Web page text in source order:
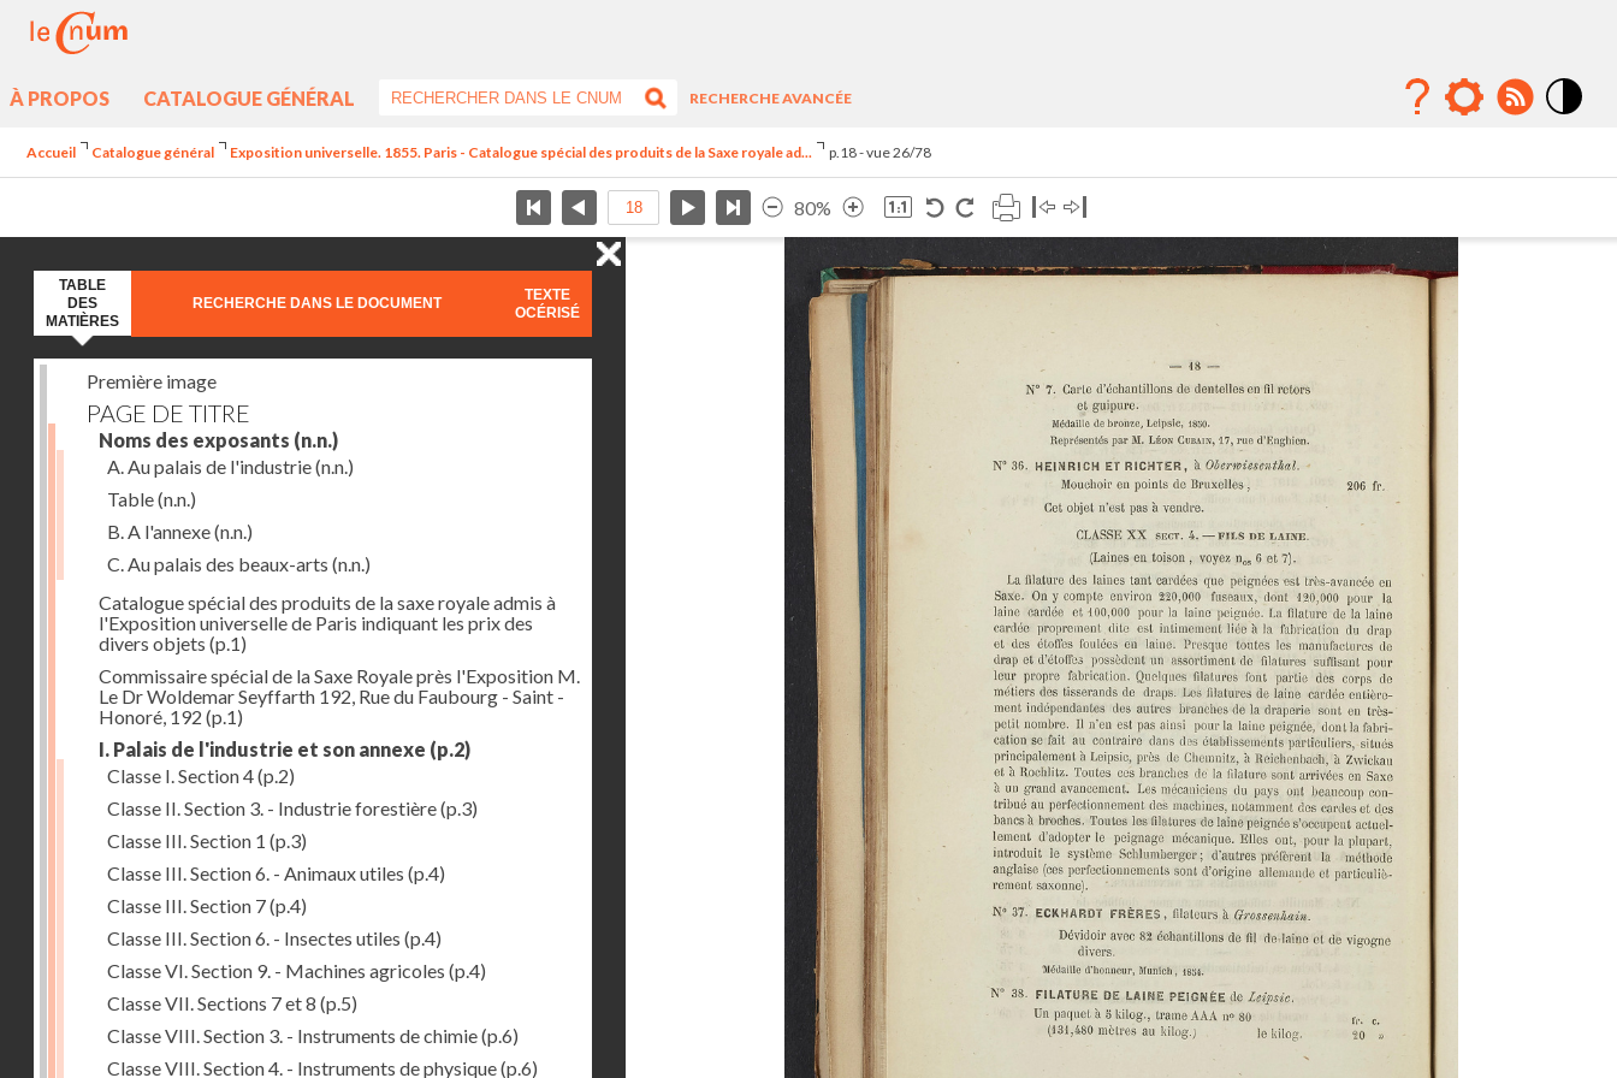
À PROPOS CATALOGUE GÉNÉRAL
RECHERCHE AVANCÉE
Accueil Catalogue général Exposition universelle. 1855. Paris - Catalogue spécial des produits de la Saxe royale ad... p.18 - vue 26/78
80%
TABLE
DES
MATIÈRES
RECHERCHE DANS LE DOCUMENT
TEXTE
OCÉRISÉ
Première image
PAGE DE TITRE
Noms des exposants (n.n.)
A. Au palais de l'industrie(n.n.)
Table(n.n.)
B. A l'annexe(n.n.)
C. Au palais des beaux-arts (n.n.)
Catalogue spécial des produits de la saxe royale admis à
l'Exposition universelle de Paris indiquant les prix des
divers objets (p.1)
Commissaire spécial de la Saxe Royale près l'Exposition M.
Le Dr Woldemar Seyffarth 192, Rue du Faubourg - Saint -
Honoré, 192 (p.1)
I. Palais de l'industrie et son annexe (p.2)
Classe I. Section 4(p.2)
Classe II. Section 3. - Industrie forestière(p.3)
Classe III. Section 1 (p.3)
Classe III. Section 6. - Animaux utiles (p.4)
Classe III. Section 7(p.4)
Classe III. Section 6. - Insectes utiles (p.4)
Classe VI. Section 9. - Machines agricoles (p.4)
Classe VII. Sections 7 et 8 (p.5)
Classe VIII. Section 3. - Instruments de chimie(p.6)
Classe VIII. Section 4. - Instruments de physique(p.6)